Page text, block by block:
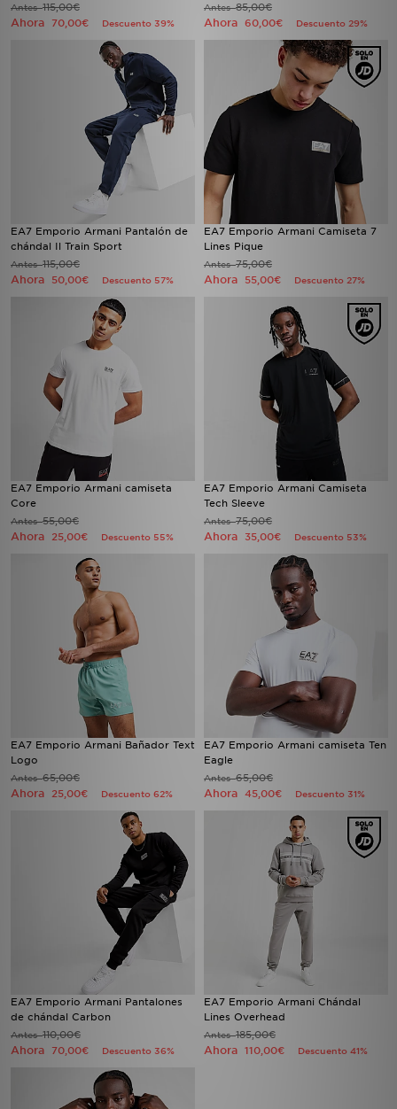
Antes115,00€
Ahora 70,00€ Descuento 39%
Antes85,00€
Ahora 60,00€ Descuento 29%
EA7 Emporio Armani Pantalón de
chándal Il Train Sport
Antes115,00€
Ahora 50,00€ Descuento 57%
EA7 Emporio Armani Camiseta 7
Lines Pique
Antes75,00€
Ahora 55,00€ Descuento 27%
EA7 Emporio Armani camiseta
Core
Antes55,00€
Ahora 25,00€ Descuento 55%
EA7 Emporio Armani Camiseta
Tech Sleeve
Antes75,00€
Ahora 35,00€ Descuento 53%
EA7 Emporio Armani Bañador Text
Logo
Antes65,00€
Ahora 25,00€ Descuento 62%
EA7 Emporio Armani camiseta Ten
Eagle
Antes65,00€
Ahora 45,00€ Descuento 31%
EA7 Emporio Armani Pantalones
de chándal Carbon
Antes110,00€
Ahora 70,00€ Descuento 36%
EA7 Emporio Armani Chándal
Lines Overhead
Antes185,00€
Ahora 110,00€ Descuento 41%